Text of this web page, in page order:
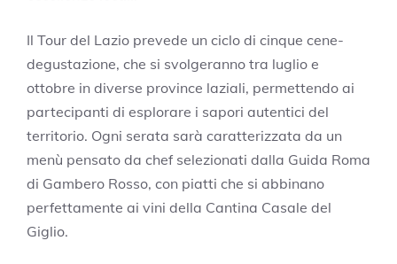
Il Tour del Lazio prevede un ciclo di cinque cene-
degustazione, che si svolgeranno tra luglio e
ottobre in diverse province laziali, permettendo ai
partecipanti di esplorare i sapori autentici del
territorio. Ogni serata sarà caratterizzata da un
menù pensato da chef selezionati dalla Guida Roma
di Gambero Rosso, con piatti che si abbinano
perfettamente ai vini della Cantina Casale del
Giglio.